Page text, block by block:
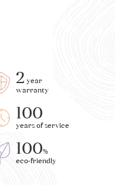
2 year
warranty
100
years of service
100%
eco-friendly